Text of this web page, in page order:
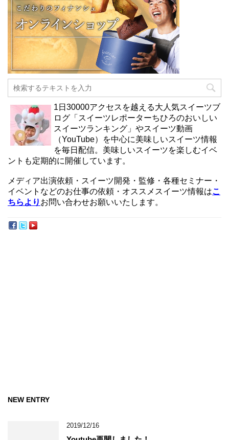
1日30000アクセスを越える大人気スイーツブ
ログ「スイーツレポーターちひろのおいしい
スイーツランキング」やスイーツ動画
（YouTube）を中心に美味しいスイーツ情報
を毎日配信。美味しいスイーツを楽しむイベ
ントも定期的に開催しています。
メディア出演依頼・スイーツ開発・監修・各種セミナー・
イベントなどのお仕事の依頼・オススメスイーツ情報はこ
ちらより お問い合わせお願いいたします。
NEW ENTRY
2019/12/16